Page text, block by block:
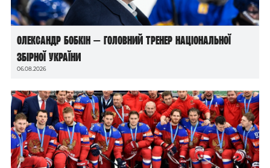
Олександр Бобкін — головний тренер національної
збірної України
06.08.2026